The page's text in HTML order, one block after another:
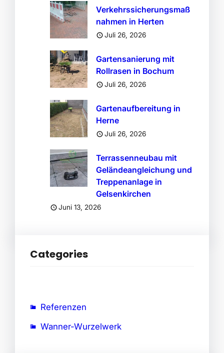
Verkehrssicherungsmaß
nahmen in Herten
Juli 26, 2026
Gartensanierung mit
Rollrasen in Bochum
Juli 26, 2026
Gartenaufbereitung in
Herne
Juli 26, 2026
Terrassenneubau mit
Geländeangleichung und
Treppenanlage in
Gelsenkirchen
Juni 13, 2026
Categories
Referenzen
Wanner-Wurzelwerk